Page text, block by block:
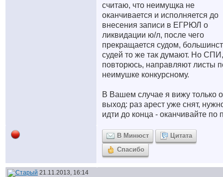
считаю, что неимущка не
оканчивается и исполняется до
внесения записи в ЕГРЮЛ о
ликвидации ю/л, после чего
прекращается судом,
судей то же так думают. Но СПИ,
повторюсь, направляют листы
неимушке конкурсному.
В Вашем случае я вижу только
выход: раз арест уже снят,
идти до конца - оканчивайте по
В Минюст
Цитата
Спасибо
21.11.2013, 16:14